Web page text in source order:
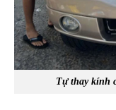
Tự thay kính